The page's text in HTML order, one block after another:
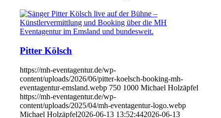
Pitter Kölsch
https://mh-eventagentur.de/wp-
content/uploads/2026/06/pitter-koelsch-booking-mh-
eventagentur-emsland.webp 750 1000 Michael Holzäpfel
https://mh-eventagentur.de/wp-
content/uploads/2025/04/mh-eventagentur-logo.webp
Michael Holzäpfel2026-06-13 13:52:442026-06-13